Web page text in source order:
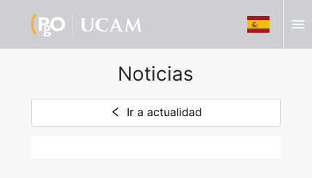
menu
Noticias
Ir a actualidad